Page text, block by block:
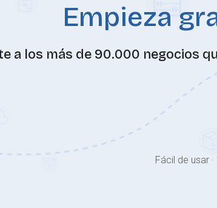
Empieza
a los más de 90.000 negocios
Fácil de usar